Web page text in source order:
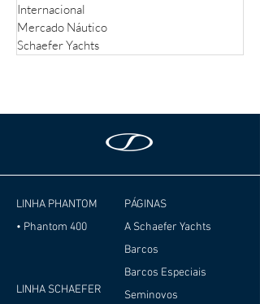
Internacional
Mercado Náutico
Schaefer Yachts
LINHA PHANTOM
• Phantom 400
LINHA SCHAEFER
PÁGINAS
A Schaefer Yachts
Barcos
Barcos Especiais
Seminovos